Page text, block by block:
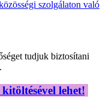
tudjuk biztosítani
lehet!